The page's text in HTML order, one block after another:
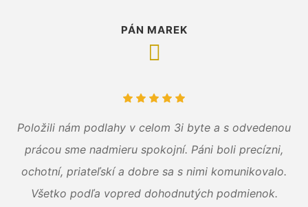
PÁN MAREK
Položili nám podlahy v celom 3i byte a s odvedenou
prácou sme nadmieru spokojní. Páni boli precízni,
ochotní, priateľskí a dobre sa s nimi komunikovalo.
Všetko podľa vopred dohodnutých podmienok.